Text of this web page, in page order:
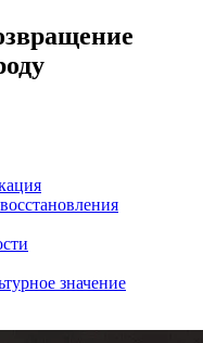
значение